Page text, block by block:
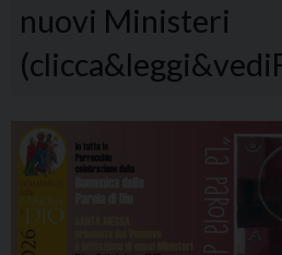
nuovi Ministeri